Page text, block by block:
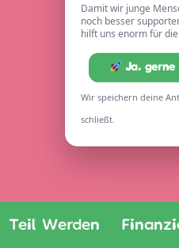
Teil Werden
Damit wir junge
noch besser
hilft uns enorm für
Ja, gerne
Wir speichern deine
schließt.